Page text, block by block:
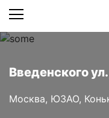
Введенского
Москва, ЮЗАО,